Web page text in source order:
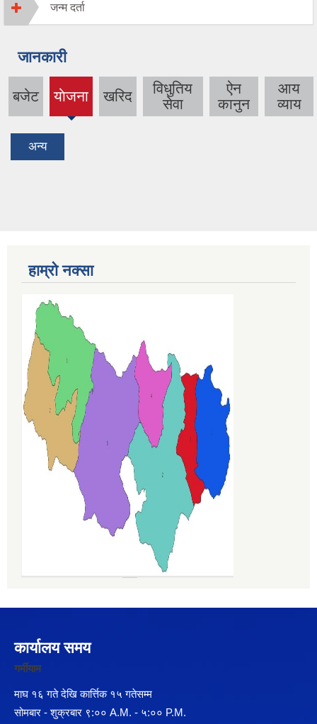
जन्म दर्ता
जानकारी
बजेट याेजना
(active
tab)
खरिद
विधुतिय
सेवा
ऐन
कानुन
आय
व्याय
अन्य
हाम्रो नक्सा
कार्यालय समय
गर्मीयाम
माघ १६ गते देखि कार्त्तिक १५ गतेसम्म
सोमबार - शुक्रबार ९:०० A.M. - ५:०० P.M.